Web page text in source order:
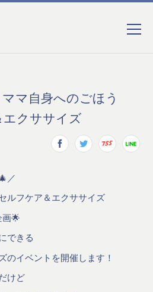
ママ自身へのごほう
クササイズ
／
ルフケア＆エクササイズ
画🌟
できる
のイベントを開催します！
けど